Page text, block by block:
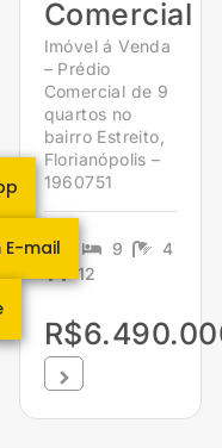
Comercial
Imóvel á Venda
– Prédio
Comercial de 9
quartos no
bairro Estreito,
Florianópolis –
1960751
9
4
12
E-mail